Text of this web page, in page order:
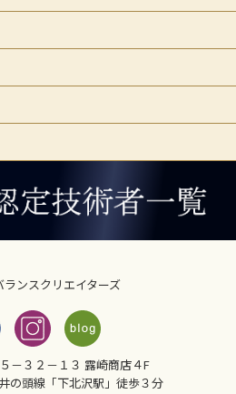
ランスクリエイターズ
－３２－１３ 露崎商店４F
の頭線「下北沢駅」徒歩３分